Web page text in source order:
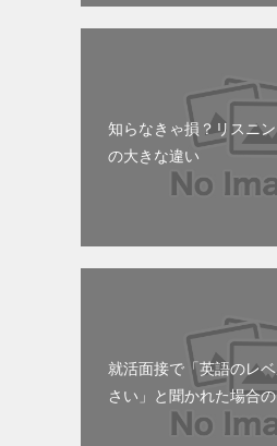
知らなきゃ損？リスニ
の大きな違い
就活面接で「英語のレ
さい」と聞かれた場合